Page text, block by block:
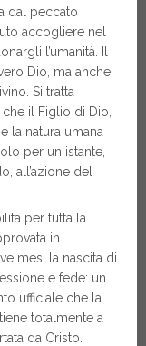
dal peccato
accogliere nel
l’umanità. Il
Dio, ma anche
Si tratta
il Figlio di Dio,
la natura umana
per un istante,
all’azione del
per tutta la
in
mesi la nascita di
e fede: un
ufficiale che la
totalmente a
da Cristo.